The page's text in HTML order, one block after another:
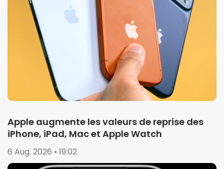
Apple augmente les valeurs de reprise des
iPhone, iPad, Mac et Apple Watch
6 Aug. 2026 • 19:02